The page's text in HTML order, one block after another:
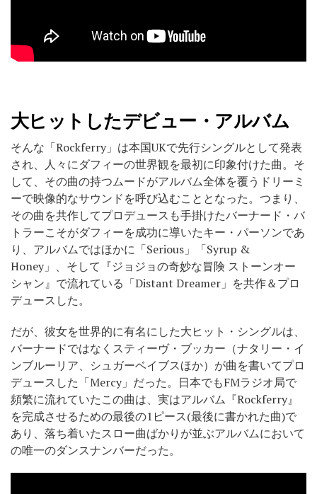
大ヒットしたデビュー・アルバム
そんな「Rockferry」は本国UKで先行シングルとして発表
され、人々にダフィーの世界観を最初に印象付けた曲。そ
して、その曲の持つムードがアルバム全体を覆うドリーミ
ーで映像的なサウンドを呼び込むこととなった。つまり、
その曲を共作してプロデュースも手掛けたバーナード・バ
トラーこそがダフィーを成功に導いたキー・パーソンであ
り、アルバムではほかに「Serious」「Syrup &
Honey」、そして『ジョジョの奇妙な冒険 ストーンオー
シャン』で流れている「Distant Dreamer」を共作＆プロ
デュースした。
だが、彼女を世界的に有名にした大ヒット・シングルは、
バーナードではなくスティーヴ・ブッカー（ナタリー・イ
ンブルーリア、シュガーベイブスほか）が曲を書いてプロ
デュースした「Mercy」だった。日本でもFMラジオ局で
頻繁に流れていたこの曲は、実はアルバム『Rockferry』
を完成させるための最後の1ピース(最後に書かれた曲)で
あり、落ち着いたスロー曲ばかりが並ぶアルバムにおいて
の唯一のダンスナンバーだった。